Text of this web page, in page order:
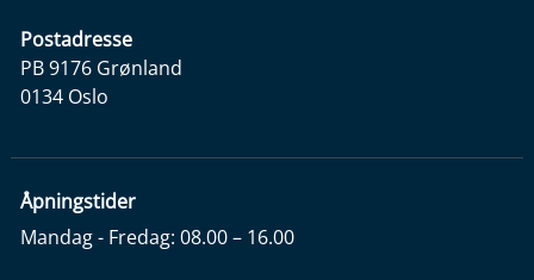
Postadresse
PB 9176 Grønland
0134 Oslo
Åpningstider
Mandag - Fredag: 08.00 – 16.00